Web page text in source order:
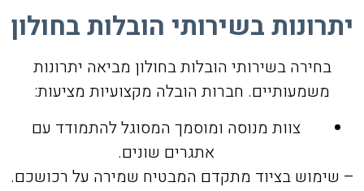
יתרונות בשירותי הובלות בחולון
בחירה בשירותי הובלות בחולון מביאה יתרונות
משמעותיים. חברות הובלה מקצועיות מציעות:
צוות מנוסה ומוסמך המסוגל להתמודד עם
אתגרים שונים.
– שימוש בציוד מתקדם המבטיח שמירה על רכושכם.